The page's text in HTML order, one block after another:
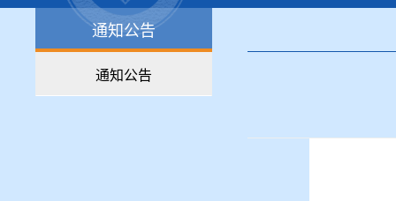
通知公告
通知公告